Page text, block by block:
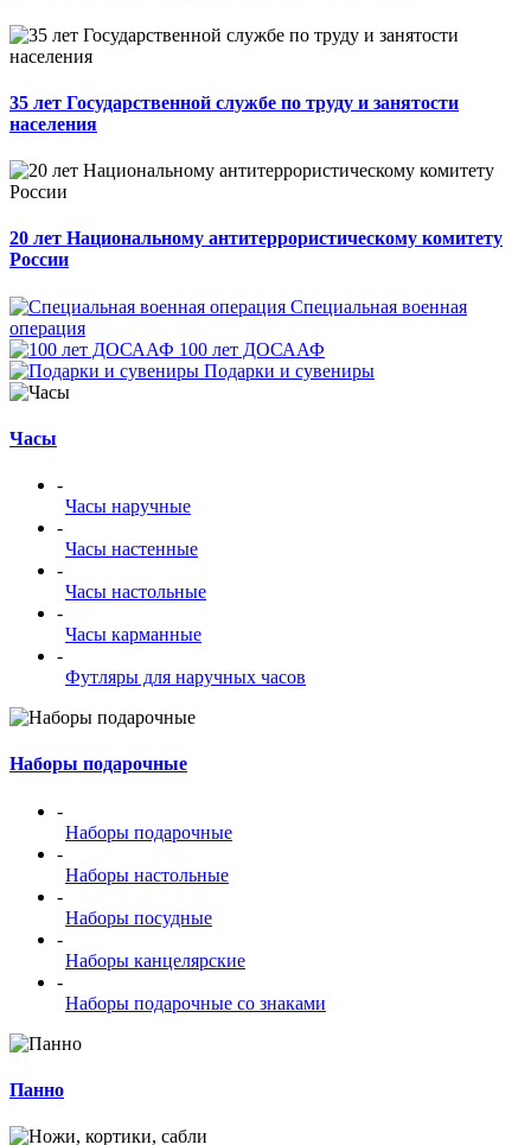
35 лет Государственной службе по труду и занятости
населения
20 лет Национальному антитеррористическому комитету
России
Специальная военная
операция
100 лет ДОСААФ
Подарки и сувениры
Часы
-
Часы наручные
-
Часы настенные
-
Часы настольные
-
Часы карманные
-
Футляры для наручных часов
Наборы подарочные
-
Наборы подарочные
-
Наборы настольные
-
Наборы посудные
-
Наборы канцелярские
-
Наборы подарочные со знаками
Панно